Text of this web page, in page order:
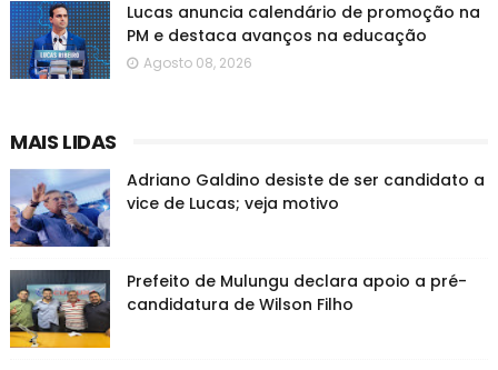
Lucas anuncia calendário de promoção na
PM e destaca avanços na educação
Agosto 08, 2026
MAIS LIDAS
Adriano Galdino desiste de ser candidato a
vice de Lucas; veja motivo
Prefeito de Mulungu declara apoio a pré-
candidatura de Wilson Filho